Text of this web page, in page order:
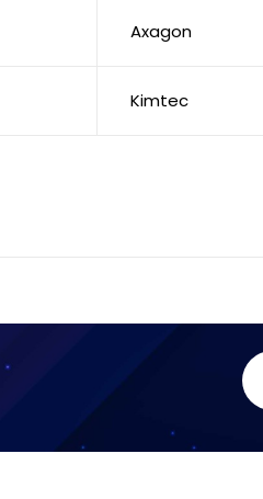
Axagon
Kimtec